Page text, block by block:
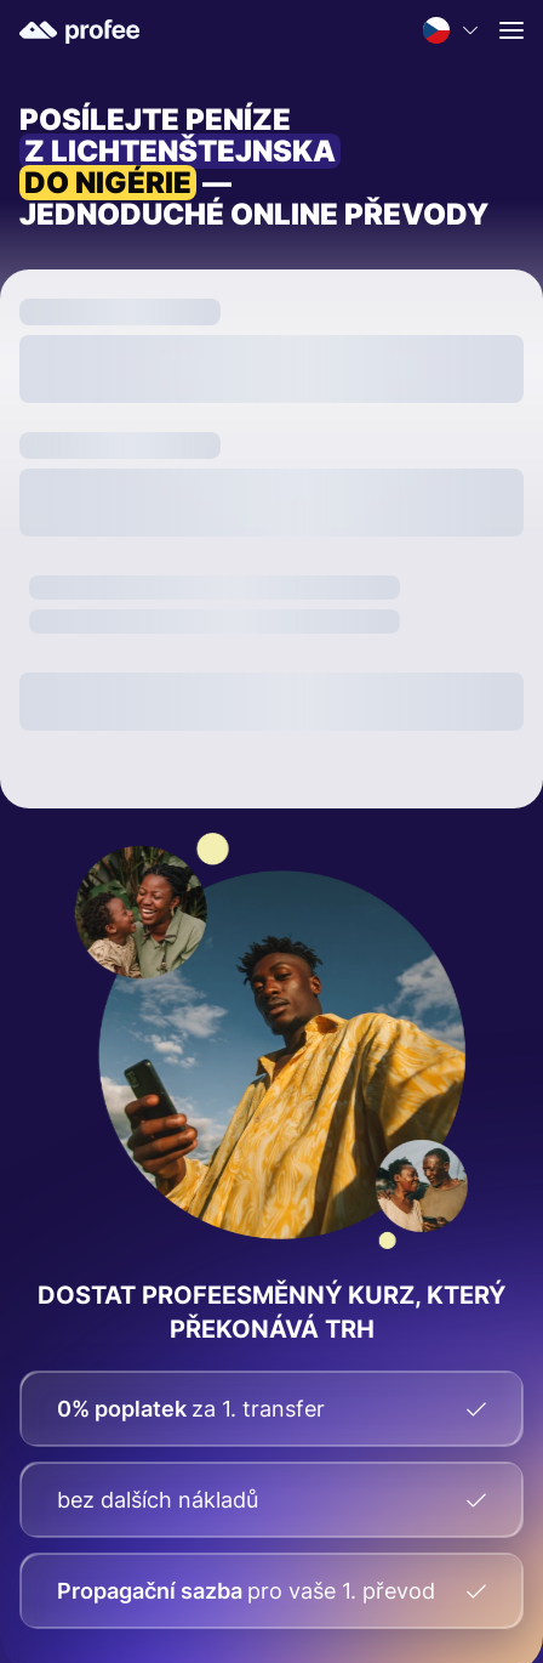
POSÍLEJTE PENÍZE
Z LICHTENŠTEJNSKA
DO NIGÉRIE —
JEDNODUCHÉ ONLINE PŘEVODY
DOSTAT PROFEESMĚNNÝ KURZ, KTERÝ
PŘEKONÁVÁ TRH
0% poplatek za 1. transfer
bez dalších nákladů
Propagační sazba pro vaše 1. převod